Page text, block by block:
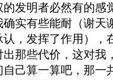
的发明者必然有的感
确实有些能耐（谢天
，发挥了作用），
那些代价，这对我
自己算一算吧，那一